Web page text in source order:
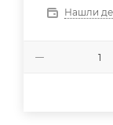
Нашли